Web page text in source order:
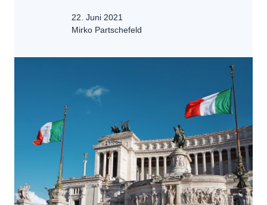
22. Juni 2021
Mirko Partschefeld